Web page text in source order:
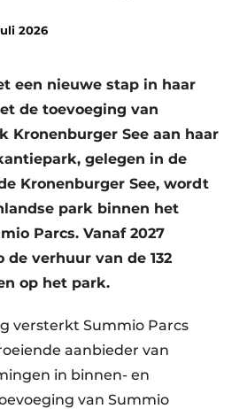
2026
een nieuwe stap in haar
de toevoeging van
Kronenburger See aan haar
gelegen in de
Kronenburger See, wordt
park binnen het
Parcs. Vanaf 2027
verhuur van de 132
op het park.
versterkt Summio Parcs
aanbieder van
in binnen- en
van Summio